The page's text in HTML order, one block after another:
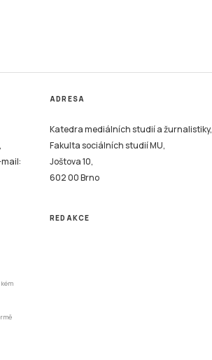
ADRESA
Katedra mediálních studií a žurnalistiky,
Fakulta sociálních studií MU,
Joštova 10,
602 00 Brno
REDAKCE